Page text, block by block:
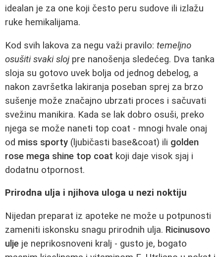
idealan je za one koji često peru sudove ili izlažu
ruke hemikalijama.
Kod svih lakova za negu važi pravilo: temeljno
osušiti svaki slojpre nanošenja sledećeg. Dva tanka
sloja su gotovo uvek bolja od jednog debelog, a
nakon završetka lakiranja poseban sprej za brzo
sušenje može značajno ubrzati proces i sačuvati
svežinu manikira. Kada se lak dobro osuši, preko
njega se može naneti top coat - mnogi hvale onaj
od miss sporty (ljubičasti base&coat) ili golden
rose mega shine top coat koji daje visok sjaj i
dodatnu otpornost.
Prirodna ulja i njihova uloga u nezi noktiju
Nijedan preparat iz apoteke ne može u potpunosti
zameniti iskonsku snagu prirodnih ulja. Ricinusovo
ulje je neprikosnoveni kralj - gusto je, bogato